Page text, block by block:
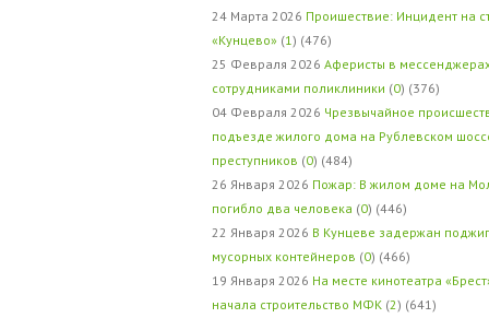
24 Марта 2026 Проишествие: Инцидент на
«Кунцево» (1 ) (476)
25 Февраля 2026 Аферисты в
сотрудниками поликлиники (0) (376)
04 Февраля 2026 Чрезвычайное
подъезде жилого дома на Рублевском
преступников (0) (484)
26 Января 2026 Пожар: В жилом доме на
погибло два человека (0) (446)
22 Января 2026 В Кунцеве задержан
мусорных контейнеров (0) (466)
19 Января 2026 На месте кинотеатра
начала строительство МФК (2) (641)